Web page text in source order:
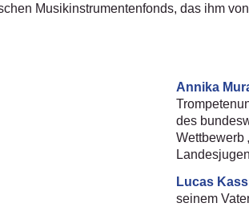
Musikinstrumentenfonds, das ihm
Annika
des
Wettbewerb
Lucas
seinem